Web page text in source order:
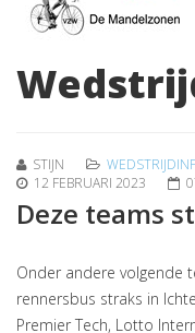
STIJN
12 FEBRUARI 2023
Deze teams
Onder andere volgende
rennersbus straks in
Premier Tech, Lotto